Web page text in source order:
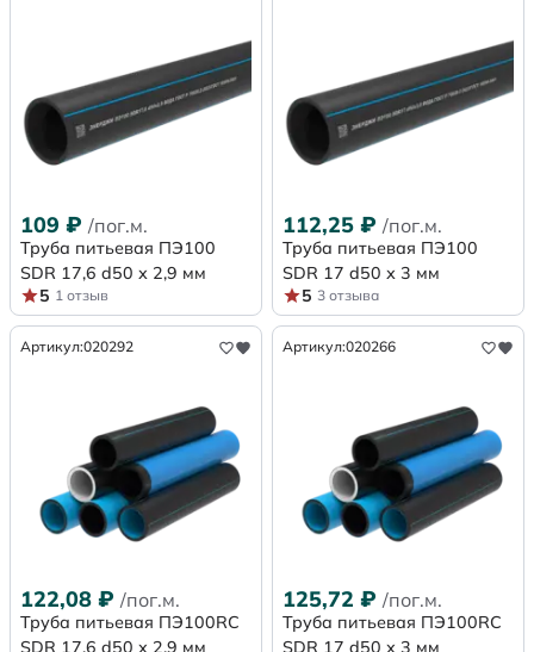
109 ₽ /пог.м.
Труба питьевая ПЭ100
SDR 17,6 d50 х 2,9 мм
5 1 отзыв
112,25 ₽ /пог.м.
Труба питьевая ПЭ100
SDR 17 d50 х 3 мм
5 3 отзыва
Артикул:020292
122,08 ₽ /пог.м.
Труба питьевая ПЭ100RC
SDR 17,6 d50 х 2,9 мм
Артикул:020266
125,72 ₽ /пог.м.
Труба питьевая ПЭ100RC
SDR 17 d50 х 3 мм